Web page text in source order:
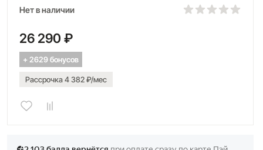
Нет в наличии
26 290 ₽
+ 2629 бонусов
Рассрочка 4 382 ₽/мес